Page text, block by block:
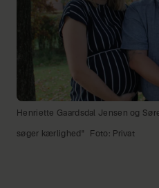
Henriette Gaardsdal Jensen og
søger kærlighed" Foto: Privat